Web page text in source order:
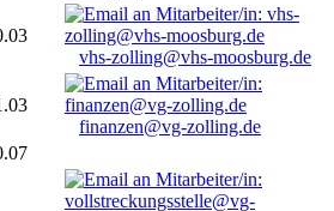
vhs-zolling@vhs-moosburg.de
finanzen@vg-zolling.de